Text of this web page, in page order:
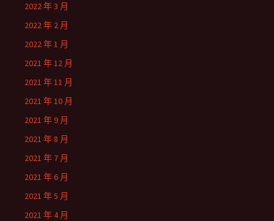
2022 年 3 月
2022 年 2 月
2022 年 1 月
2021 年 12 月
2021 年 11 月
2021 年 10 月
2021 年 9 月
2021 年 8 月
2021 年 7 月
2021 年 6 月
2021 年 5 月
2021 年 4 月